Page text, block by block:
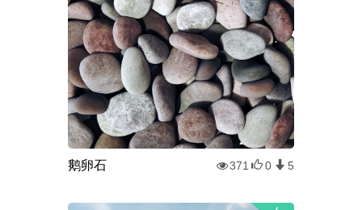
鹅卵石 371 0 5